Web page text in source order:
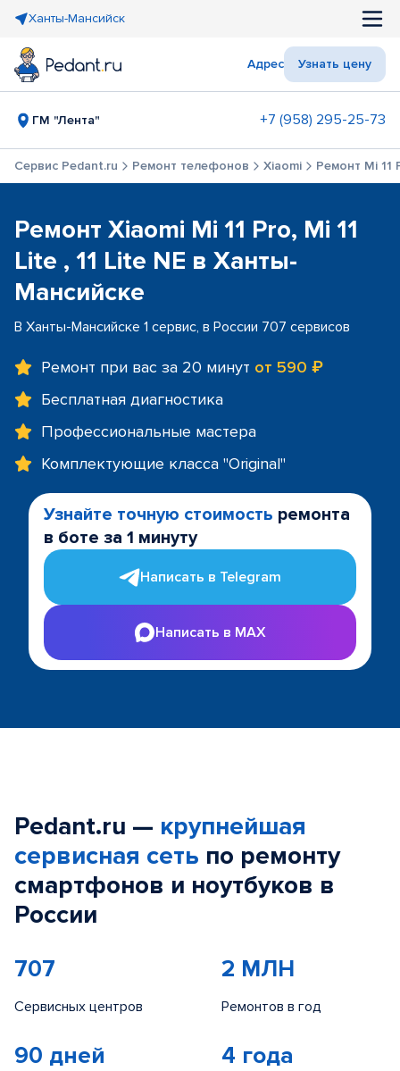
Ханты-Мансийск
Адрес Узнать цену
ГМ "Лента" +7 (958) 295-25-73
Сервис Pedant.ru Ремонт телефонов Xiaomi Ремонт Mi 11
Ремонт Xiaomi Mi 11 Pro, Mi 11
Lite , 11 Lite NE в Ханты-
Мансийске
В Ханты-Мансийске 1 сервис, в России 707 сервисов
Ремонт при вас за 20 минут от 590 ₽
Бесплатная диагностика
Профессиональные мастера
Комплектующие класса "Original"
Узнайте точную стоимость ремонта
в боте за 1 минуту
Написать в Telegram
Написать в MAX
Pedant.ru — крупнейшая
сервисная сеть по ремонту
смартфонов и ноутбуков в
России
707
Сервисных центров
2 МЛН
Ремонтов в год
90 дней 4 года